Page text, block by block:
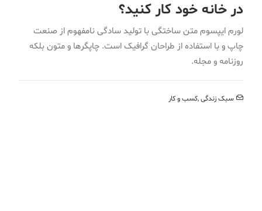
در خانه خود کار کنید؟
لورم ایپسوم متن ساختگی با تولید سادگی نامفهوم از صنعت
چاپ و با استفاده از طراحان گرافیک است. چاپگرها و متون بلکه
روزنامه و مجله.
سبک زندگی ,کسب و کار